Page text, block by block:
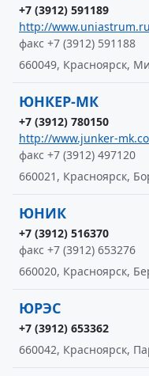
+7 (3912) 591189
http://www.uniastrum.ru
факс +7 (3912) 591188
660049, Красноярск,
ЮНКЕР-МК
+7 (3912) 780150
http://www.junker-
факс +7 (3912) 497120
660021, Красноярск,
ЮНИК
+7 (3912) 516370
факс +7 (3912) 653276
660020, Красноярск,
ЮРЭС
+7 (3912) 653362
660042, Красноярск,